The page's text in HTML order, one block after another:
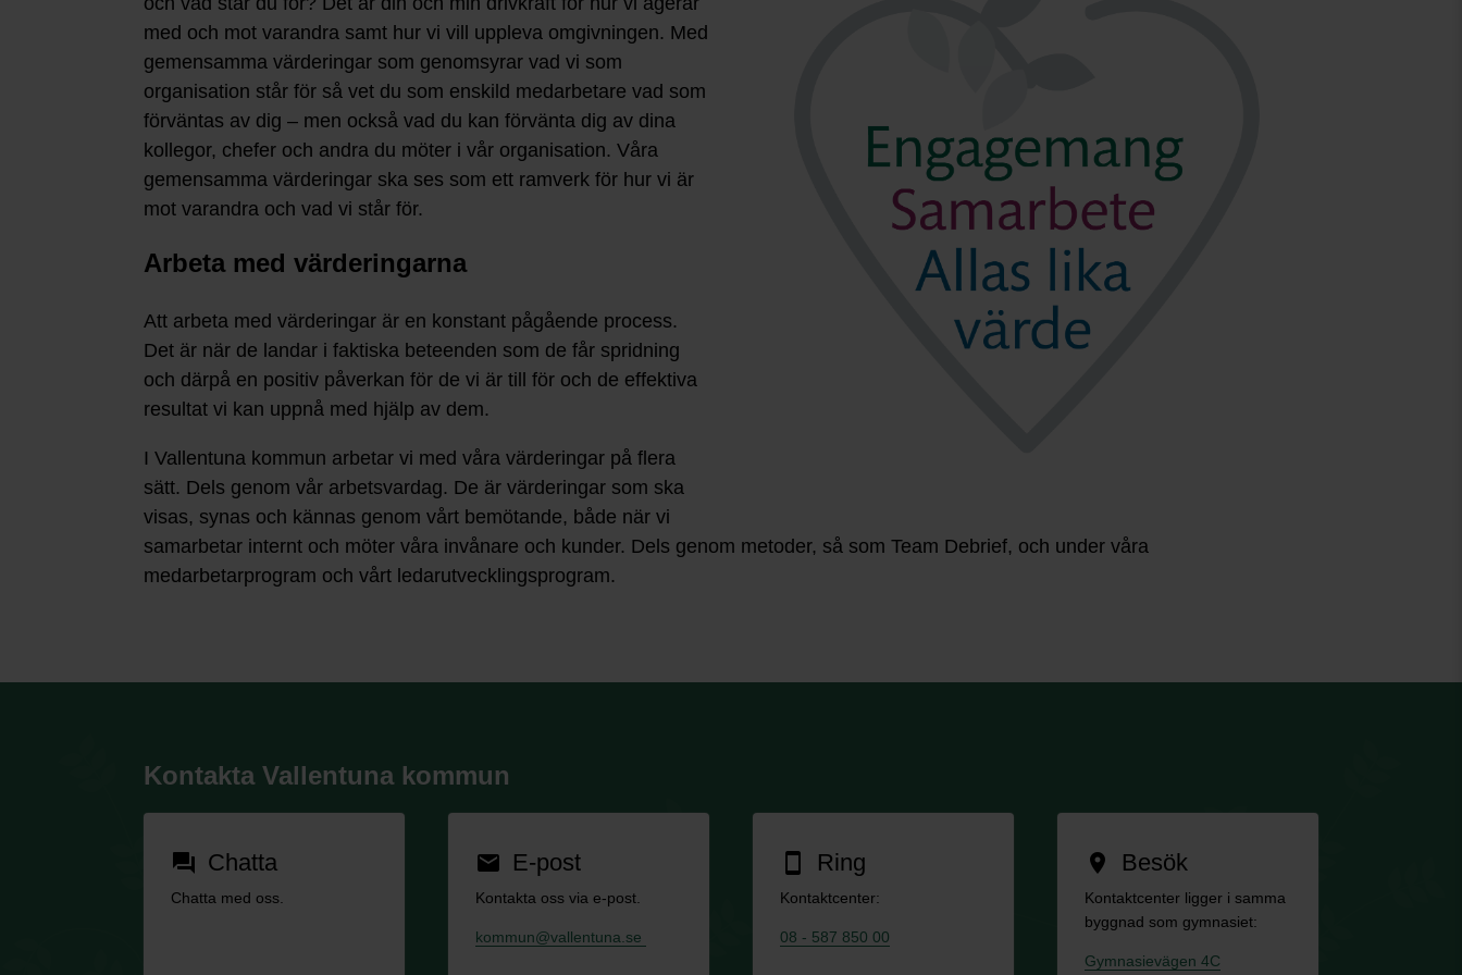
med och mot varandra samt hur vi vill uppleva omgivningen. Med
gemensamma värderingar som genomsyrar vad vi som
organisation står för så vet du som enskild medarbetare vad som
förväntas av dig – men också vad du kan förvänta dig av dina
kollegor, chefer och andra du möter i vår organisation. Våra
gemensamma värderingar ska ses som ett ramverk för hur vi är
mot varandra och vad vi står för.
Arbeta med värderingarna
Att arbeta med värderingar är en konstant pågående process.
Det är när de landar i faktiska beteenden som de får spridning
och därpå en positiv påverkan för de vi är till för och de effektiva
resultat vi kan uppnå med hjälp av dem.
I Vallentuna kommun arbetar vi med våra värderingar på flera
sätt. Dels genom vår arbetsvardag. De är värderingar som ska
visas, synas och kännas genom vårt bemötande, både när vi
samarbetar internt och möter våra invånare och kunder. Dels genom metoder, så som Team Debrief, och under våra
medarbetarprogram och vårt ledarutvecklingsprogram.
Kontakta Vallentuna kommun
forum Chatta
Chatta med oss.
email E-post
Kontakta oss via e-post.
kommun@vallentuna.se
smartphone Ring
Kontaktcenter:
08 - 587 850 00
location_on Besök
Kontaktcenter ligger i samma
byggnad som gymnasiet:
Gymnasievägen 4C